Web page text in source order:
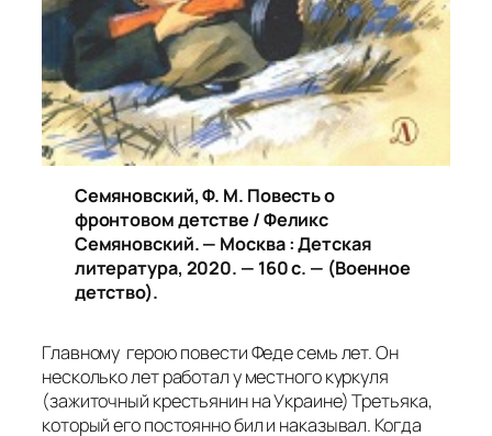
Семяновский, Ф. М. Повесть о
фронтовом детстве / Феликс
Семяновский. — Москва : Детская
литература, 2020. — 160 с. — (Военное
детство).
Главному герою повести Феде семь лет. Он
несколько лет работал у местного куркуля
(зажиточный крестьянин на Украине) Третьяка,
который его постоянно бил и наказывал. Когда